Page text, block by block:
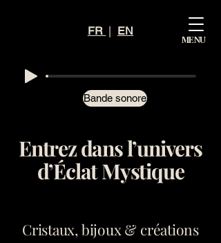
Mystiq
ue
Éclat
FR | EN
MENU
Bande sonore
Entrez dans l’univers
d’Éclat Mystique
Cristaux, bijoux & créations